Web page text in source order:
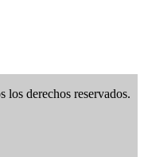
derechos reservados.